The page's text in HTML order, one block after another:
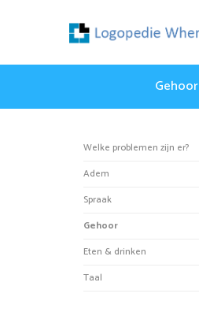
Gehoor
Welke problemen zijn er?
Adem
Spraak
Gehoor
Eten & drinken
Taal